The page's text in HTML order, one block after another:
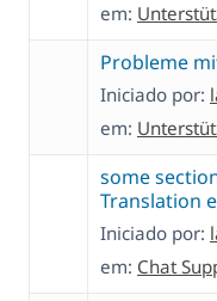
em:
Probleme
Iniciado por:
em:
some
Translation
Iniciado por:
em: Chat